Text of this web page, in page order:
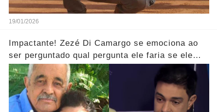
19/01/2026
Impactante! Zezé Di Camargo se emociona ao
ser perguntado qual pergunta ele faria se ele
pudesse se encontrar com o seu pai.... Ver mais